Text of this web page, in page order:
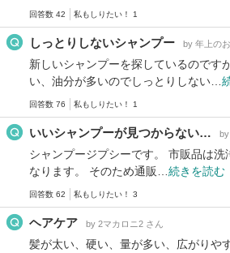
回答数 42 私もしりたい！ 1
しっとりしないシャンプー by 年上の
新しいシャンプーを探しているのです
い、油分が多いのでしっとりしない…
回答数 76 私もしりたい！ 1
いいシャンプーが見つからない…
シャンプージプシーです。 市販品は洗
なります。 そのため通販… 続きを読む
回答数 62 私もしりたい！ 3
ヘアケア by 2マカロニ2 さん
髪が太い、硬い、量が多い、広がりや